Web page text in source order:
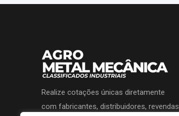
Realize cotações únicas diretamente
com fabricantes, distribuidores, revendas